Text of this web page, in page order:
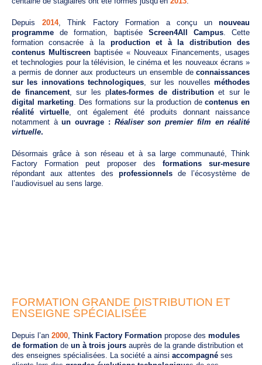
Depuis 2014, Think Factory Formation a conçu unnouveau
programme de formation, baptisée Screen4All Campus . Cette
formation consacrée à la production et à la distribution
des
contenus Multiscreen baptisée « Nouveaux Financements, usages
et technologies pour la télévision, le cinéma et les nouveaux écrans »
a permis de donner aux producteurs un ensemble deconnaissances
sur les innovations technologiques , sur les nouvellesméthodes
de financement, sur les p lates-formes de distributionet sur le
digital marketing . Des formations sur la production decontenus en
réalité virtuelle, ont également été produits donnant naissance
notamment àun ouvrage : Réaliser son premier film en réalité
virtuelle.
Désormais grâce à son réseau et à sa large communauté, Think
Factory Formation peut proposer desformations sur-mesure
répondant aux attentes des professionnelsde l’écosystème de
l’audiovisuel au sens large.
FORMATION GRANDE DISTRIBUTION ET
ENSEIGNE SPÉCIALISÉE
Depuis l’an 2000 Think Factory Formation propose des modules
de formation de un à trois jours auprès de la grande distribution et
des enseignes spécialisées. La société a ainsi accompagné ses